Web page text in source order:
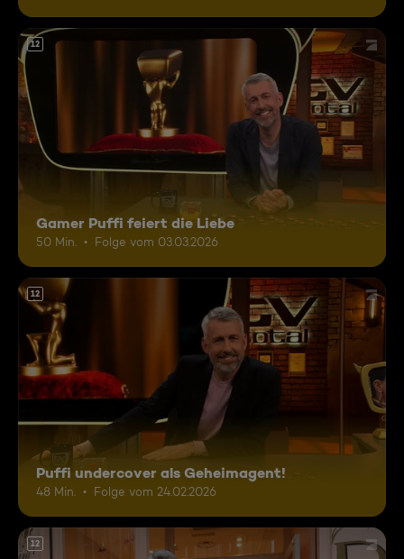
12
Gamer Puffi feiert die Liebe
50 Min. Folge vom 03.03.2026
12
Puffi undercover als Geheimagent!
48 Min. Folge vom 24.02.2026
12